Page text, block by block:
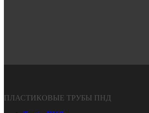
ПЛАСТИКОВЫЕ ТРУБЫ ПНД